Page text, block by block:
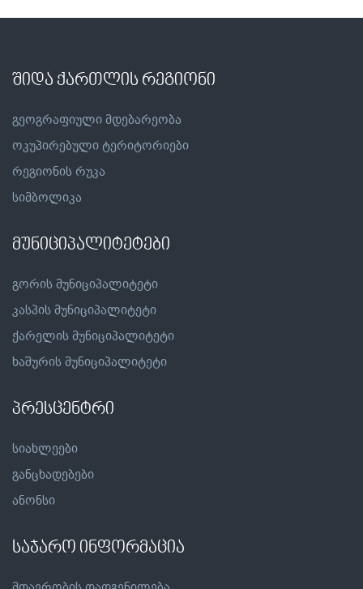
შიდა ქართლის რეგიონი
გეოგრაფიული მდებარეობა
ოკუპირებული ტერიტორიები
რეგიონის რუკა
სიმბოლიკა
მუნიციპალიტეტები
გორის მუნიციპალიტეტი
კასპის მუნიციპალიტეტი
ქარელის მუნიციპალიტეტი
ხაშურის მუნიციპალიტეტი
პრესცენტრი
სიახლეები
განცხადებები
ანონსი
საჯარო ინფორმაცია